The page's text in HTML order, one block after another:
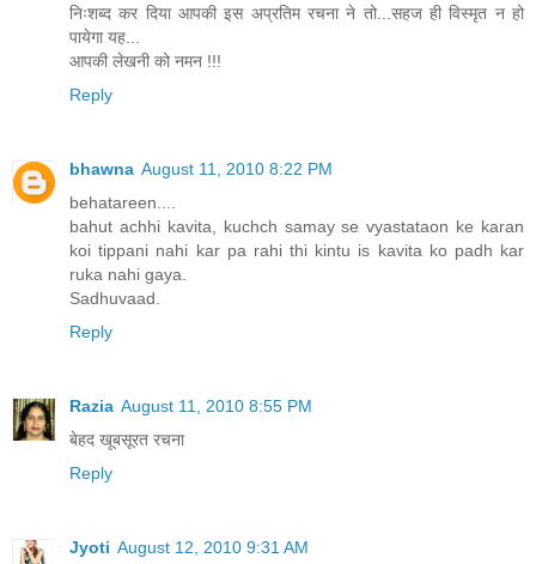
निःशब्द कर दिया आपकी इस अप्रतिम रचना ने तो...सहज ही विस्मृत न हो
पायेगा यह...
आपकी लेखनी को नमन !!!
Reply
bhawna August 11, 2010 8:22 PM
behatareen....
bahut achhi kavita, kuchch samay se vyastataon ke karan
koi tippani nahi kar pa rahi thi kintu is kavita ko padh kar
ruka nahi gaya.
Sadhuvaad.
Reply
Razia August 11, 2010 8:55 PM
बेहद खूबसूरत रचना
Reply
Jyoti August 12, 2010 9:31 AM